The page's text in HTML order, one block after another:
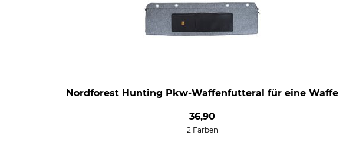
Nordforest Hunting Pkw-Waffenfutteral für eine Waffe
36,90
2 Farben